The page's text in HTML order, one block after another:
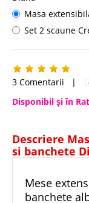
Masa
Set 2 scaune
3 Comentarii |
Disponibil şi în
Descriere
si banchete
Mese
banchete